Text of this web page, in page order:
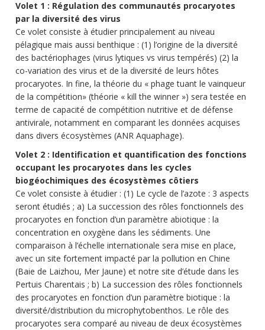
Volet 1 : Régulation des communautés procaryotes
par la diversité des virus
Ce volet consiste à étudier principalement au niveau
pélagique mais aussi benthique : (1) l’origine de la diversité
des bactériophages (virus lytiques vs virus tempérés) (2) la
co-variation des virus et de la diversité de leurs hôtes
procaryotes. In fine, la théorie du « phage tuant le vainqueur
de la compétition» (théorie « kill the winner ») sera testée en
terme de capacité de compétition nutritive et de défense
antivirale, notamment en comparant les données acquises
dans divers écosystèmes (ANR Aquaphage).
Volet 2 : Identification et quantification des fonctions
occupant les procaryotes dans les cycles
biogéochimiques des écosystèmes côtiers
Ce volet consiste à étudier : (1) Le cycle de l’azote : 3 aspects
seront étudiés ; a) La succession des rôles fonctionnels des
procaryotes en fonction d’un paramètre abiotique : la
concentration en oxygène dans les sédiments. Une
comparaison à l’échelle internationale sera mise en place,
avec un site fortement impacté par la pollution en Chine
(Baie de Laizhou, Mer Jaune) et notre site d’étude dans les
Pertuis Charentais ; b) La succession des rôles fonctionnels
des procaryotes en fonction d’un paramètre biotique : la
diversité/distribution du microphytobenthos. Le rôle des
procaryotes sera comparé au niveau de deux écosystèmes